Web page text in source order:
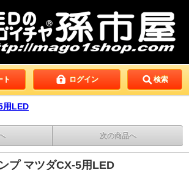
ト ログイン 検索
用LED
次の商品へ
プ マツダCX-5用LED